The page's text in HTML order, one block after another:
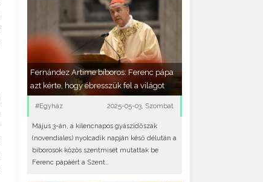
Fernández Artime bíboros: Ferenc pápa
azt kérte, hogy ébresszük fel a világot
#Egyház 2025-05-03, Szombat
Május 3-án, a kilencnapos gyászidőszak
(novendiales) nyolcadik napján késő délután a
bíborosok közös szentmisét mutattak be
Ferenc pápáért a Szent..